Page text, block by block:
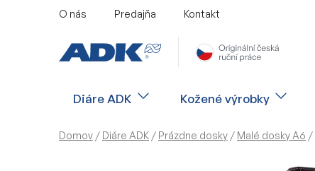
O nás Predajňa Kontakt
Diáre ADK Kožené výrobky
Domov / Diáre ADK / Prázdne dosky / Malé dosky A6 /